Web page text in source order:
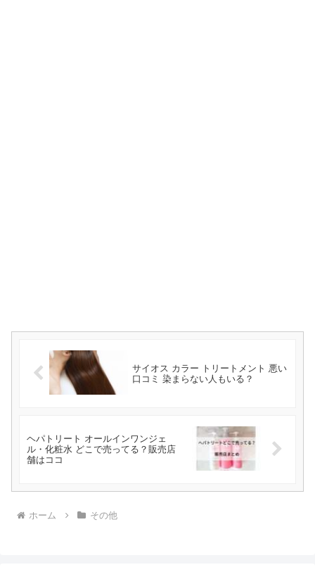
サイオス カラー トリートメント 悪い
口コミ 染まらない人もいる？
ヘパトリート オールインワンジェ
ル・化粧水 どこで売ってる？販売店
舗はココ
ホーム その他